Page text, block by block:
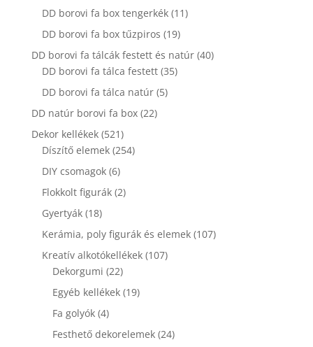
termék
DD borovi fa box tengerkék 1111
DD borovi fa box tűzpiros 1919
termék
DD borovi fa tálcák festett és natúr 4040
DD borovi fa tálca festett 3535
DD borovi fa tálca natúr 55
DD natúr borovi fa box 2222
Dekor kellékek 521521
termék
Díszítő elemek 254254
DIY csomagok 66
termék
Flokkolt figurák 22
Gyertyák 1818
termék
Kerámia, poly figurák és elemek 107107
Kreatív alkotókellékek 107107
Dekorgumi 2222
termék
Egyéb kellékek 1919
Fa golyók 44
termék
Festhető dekorelemek 2424